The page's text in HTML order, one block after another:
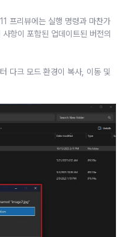
프리뷰에는 실행 명령과 마찬가
항이 포함된 업데이트된 버전의
크 모드 환경이 복사, 이동 및